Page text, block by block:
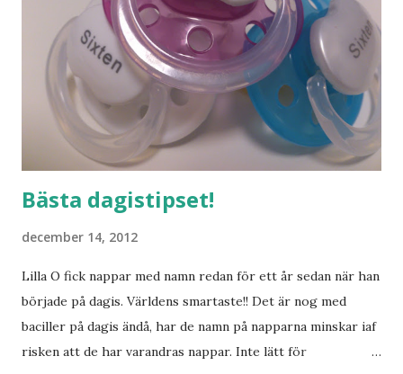
Bästa dagistipset!
december 14, 2012
Lilla O fick nappar med namn redan för ett år sedan när han
började på dagis. Världens smartaste!! Det är nog med
baciller på dagis ändå, har de namn på napparna minskar iaf
risken att de har varandras nappar. Inte lätt för